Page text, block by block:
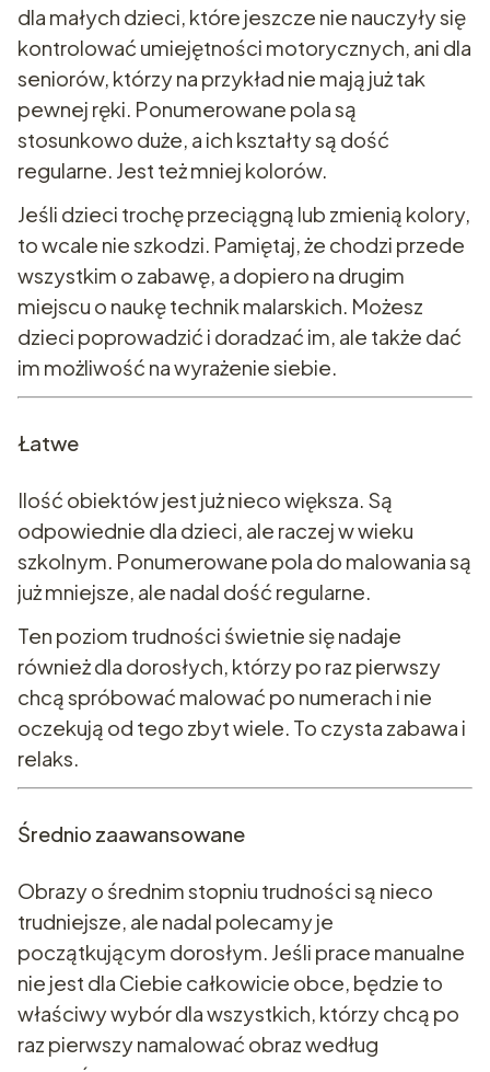
dla małych dzieci, które jeszcze nie nauczyły się
kontrolować umiejętności motorycznych, ani dla
seniorów, którzy na przykład nie mają już tak
pewnej ręki. Ponumerowane pola są
stosunkowo duże, a ich kształty są dość
regularne. Jest też mniej kolorów.
Jeśli dzieci trochę przeciągną lub zmienią kolory,
to wcale nie szkodzi. Pamiętaj, że chodzi przede
wszystkim o zabawę, a dopiero na drugim
miejscu o naukę technik malarskich. Możesz
dzieci poprowadzić i doradzać im, ale także dać
im możliwość na wyrażenie siebie.
Łatwe
Ilość obiektów jest już nieco większa. Są
odpowiednie dla dzieci, ale raczej w wieku
szkolnym. Ponumerowane pola do malowania są
już mniejsze, ale nadal dość regularne.
Ten poziom trudności świetnie się nadaje
również dla dorosłych, którzy po raz pierwszy
chcą spróbować malować po numerach i nie
oczekują od tego zbyt wiele. To czysta zabawa i
relaks.
Średnio zaawansowane
Obrazy o średnim stopniu trudności są nieco
trudniejsze, ale nadal polecamy je
początkującym dorosłym. Jeśli prace manualne
nie jest dla Ciebie całkowicie obce, będzie to
właściwy wybór dla wszystkich, którzy chcą po
raz pierwszy namalować obraz według